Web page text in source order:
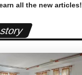
all the new articles!